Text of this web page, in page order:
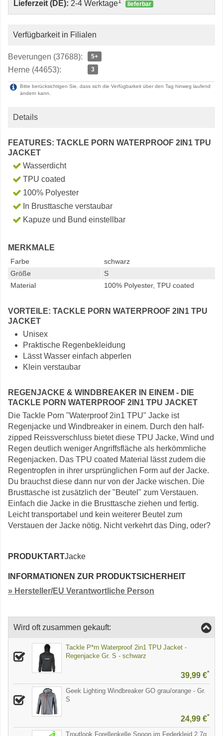
Lieferzeit (DE): 2-4 Werktage lieferbar
Verfügbarkeit in Filialen
Beverungen (37688): 5+
Herne (44653): 3
Bitte berücksichtigen Sie, dass sich die Verfügbarkeit über den Tag hinweg laufend
ändern kann.
Details
FEATURES: TACKLE PORN WATERPROOF 2IN1 TPU
JACKET
Wasserdicht
TPU coated
100% Polyester
In Brusttasche verstaubar
Kapuze und Bund einstellbar
MERKMALE
Farbe
schwarz
Größe
S
Material
100% Polyester, TPU coated
VORTEILE: TACKLE PORN WATERPROOF 2IN1 TPU
JACKET
Unisex
Praktische Regenbekleidung
Lässt Wasser einfach abperlen
Klein verstaubar
REGENJACKE & WINDBREAKER IN EINEM - DIE
TACKLE PORN WATERPROOF 2IN1 TPU JACKET
Die Tackle Porn "Waterproof 2in1 TPU" Jacke ist
Regenjacke und Windbreaker in einem. Durch den half-
zipped Reissverschluss bietet diese TPU Jacke, Wind und
Regen deutlich weniger Angriffsfläche als herkömmliche
Regenjacken. Das TPU coated Material lässt zudem die
Regentropfen in ihrer ursprünglichen Form auf der Jacke.
Du brauchst diese dann nur von der Jacke wischen. Die
Brusttasche ist zusätzlich der "Beutel" zum Verstauen.
Einfach die Jacke in die Brusttasche ziehen und fertig.
Leicht transportabel und kein weiterer Beutel zum
Verstauen der Jacke nötig. Nicht verkehrt das Ding, oder?
PRODUKTARTJacke
INFORMATIONEN ZUR PRODUKTSICHERHEIT
» Hersteller/EU Verantwortliche Person
Wird oft zusammen gekauft:
Tackle P*rn Waterproof 2in1 TPU Jacket -
Regenjacke Gr. S - schwarz
39,99 €*
Geek Lighting Windbreaker GO grau/orange - Gr.
S
24,99 €*
Troutlook Forellenkelle Spoon im Federkleid 2,7g